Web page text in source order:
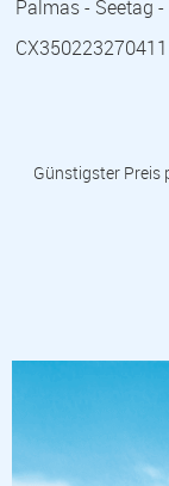
Palmas - Seetag
CX350223270411
Günstigster Preis